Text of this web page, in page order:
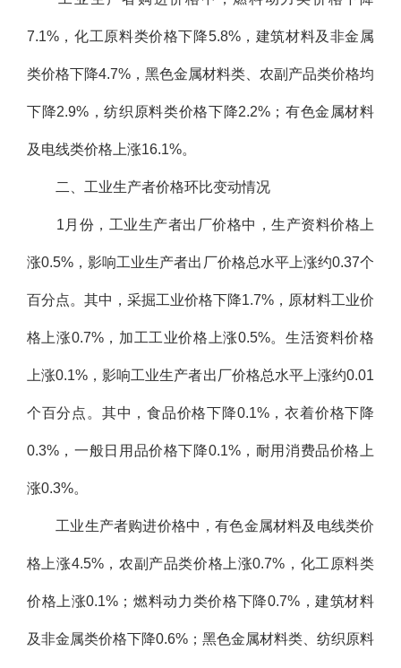
7.1%，化工原料类价格下降5.8%，建筑材料及非金属
类价格下降4.7%，黑色金属材料类、农副产品类价格均
下降2.9%，纺织原料类价格下降2.2%；有色金属材料
及电线类价格上涨16.1%。
二、工业生产者价格环比变动情况
1月份，工业生产者出厂价格中，生产资料价格上
涨0.5%，影响工业生产者出厂价格总水平上涨约0.37个
百分点。其中，采掘工业价格下降1.7%，原材料工业价
格上涨0.7%，加工工业价格上涨0.5%。生活资料价格
上涨0.1%，影响工业生产者出厂价格总水平上涨约0.01
个百分点。其中，食品价格下降0.1%，衣着价格下降
0.3%，一般日用品价格下降0.1%，耐用消费品价格上
涨0.3%。
工业生产者购进价格中，有色金属材料及电线类价
格上涨4.5%，农副产品类价格上涨0.7%，化工原料类
价格上涨0.1%；燃料动力类价格下降0.7%，建筑材料
及非金属类价格下降0.6%；黑色金属材料类、纺织原料